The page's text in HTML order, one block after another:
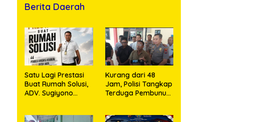
Berita Daerah
Satu Lagi Prestasi
Buat Rumah Solusi,
ADV. Sugiyono
Kurang dari 48
Jam, Polisi Tangkap
Terduga Pembunuh
Apresiasi